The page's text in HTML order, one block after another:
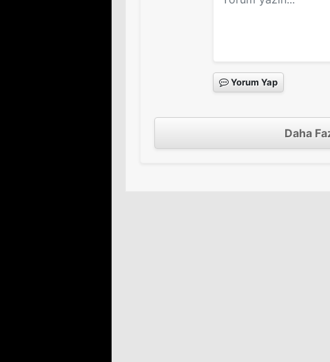
Yorum Yap
Daha